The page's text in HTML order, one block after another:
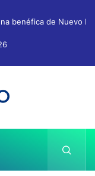
benéfica de Nuevo